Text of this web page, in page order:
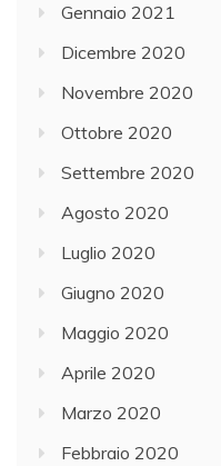
Gennaio 2021
Dicembre 2020
Novembre 2020
Ottobre 2020
Settembre 2020
Agosto 2020
Luglio 2020
Giugno 2020
Maggio 2020
Aprile 2020
Marzo 2020
Febbraio 2020